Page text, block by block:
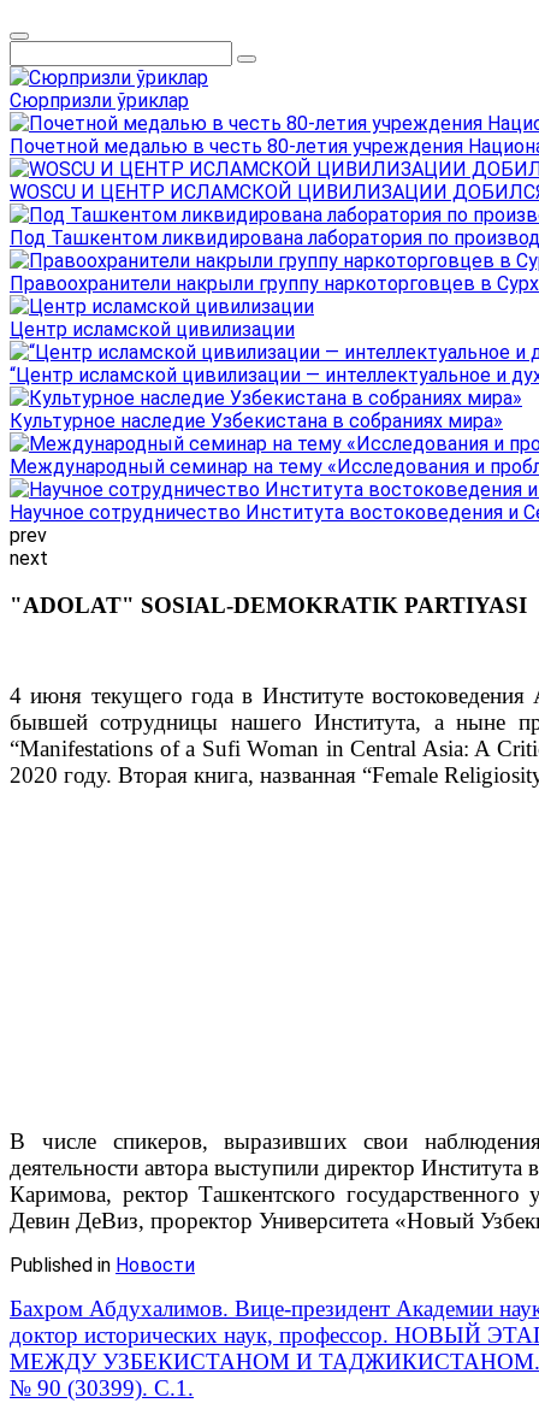
Сюрпризли ўриклар
Почетной медалью в честь 80-летия учреждения
WOSCU И ЦЕНТР ИСЛАМСКОЙ ЦИВИЛИЗАЦИИ
Под Ташкентом ликвидирована лаборатория по
Правоохранители накрыли группу наркоторговцев в
Центр исламской цивилизации
“Центр исламской цивилизации — интеллектуальное и
Культурное наследие Узбекистана в собраниях мира»
Международный семинар на тему «Исследования и
Научное сотрудничество Института востоковедения и
prev
next
"ADOLAT" SOSIAL-DEMOKRATIK PARTIYASI
4 июня текущего года в Институте
бывшей сотрудницы нашего Института, а ныне
“Manifestations of a Sufi Woman in Central Asia: A
2020 году. Вторая книга, названная “Female
В числе спикеров, выразивших свои наблюдения
деятельности автора выступили директор
Каримова, ректор Ташкентского
Девин ДеВиз, проректор Университета «Новый
Published in Новости
Бахром Абдухалимов. Вице-президент Академии
доктор исторических наук, профессор.
МЕЖДУ УЗБЕКИСТАНОМ И ТАДЖИКИСТАНОМ.
№ 90 (30399). С.1.